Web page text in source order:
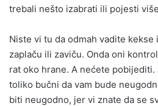
trebali nešto izabrati ili pojesti
Niste vi tu da odmah vadite kekse
zaplaču ili zaviču. Onda oni
rat oko hrane. A nećete
toliko bučni da vam bude
biti neugodno, jer vi znate da se